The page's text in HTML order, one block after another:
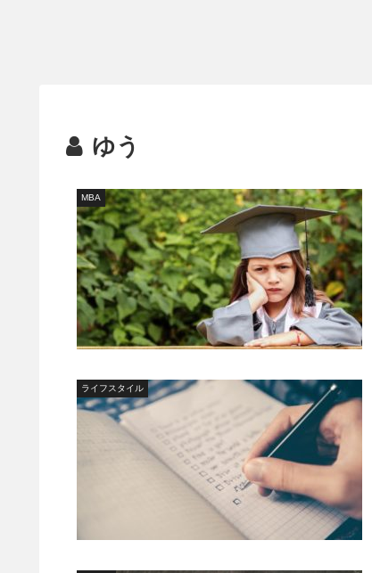
ゆう
MBA
ライフスタイル